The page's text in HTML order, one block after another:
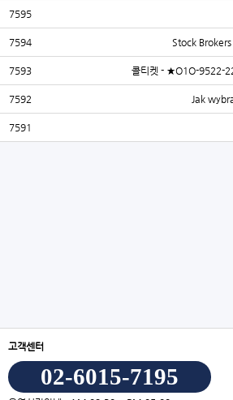
7595
7594 Stock
7593 콜티켓 - ★O1O-9522-
7592 Jak
7591
고객센터
02-6015-7195